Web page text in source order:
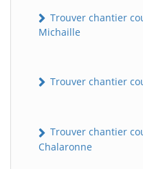
Trouver chantier
Michaille
Trouver chantier
Trouver chantier
Chalaronne